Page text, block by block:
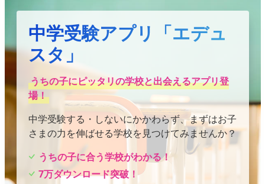
中学受験アプリ「エデュ
スタ」
うちの子にピッタリの学校と出会えるアプリ登
場！
中学受験する・しないにかかわらず、まずはお子
さまの力を伸ばせる学校を見つけてみませんか？
うちの子に合う学校がわかる！
7万ダウンロード突破！